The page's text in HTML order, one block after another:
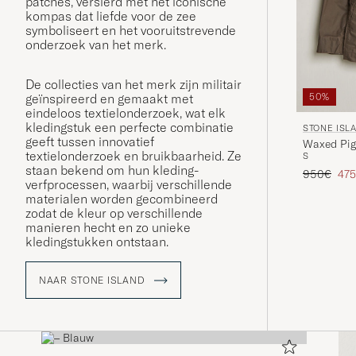
kompas dat liefde voor de zee
symboliseert en het vooruitstrevende
onderzoek van het merk.
De collecties van het merk zijn militair
geïnspireerd en gemaakt met
eindeloos textielonderzoek, wat elk
kledingstuk een perfecte combinatie
geeft tussen innovatief
textielonderzoek en bruikbaarheid. Ze
staan bekend om hun kleding-
verfprocessen, waarbij verschillende
materialen worden gecombineerd
zodat de kleur op verschillende
manieren hecht en zo unieke
kledingstukken ontstaan.
NAAR STONE ISLAND
50%
STONE
Waxed
S
Reguliere
950€